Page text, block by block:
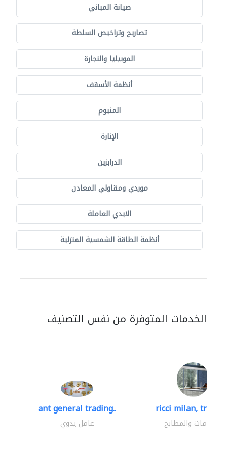
صيانة المباني
تصاريح وتراخيص السلطة
الموبيليا والنجارة
أنظمة الأسقف
المنيوم
الإنارة
الدرابزين
موردي ومقاولي المعادن
الايدي العاملة
أنظمة الطاقة الشمسية المنزلية
الخدمات المتوفرة من نفس التصنيف
ant general trading..
عامل يدوي
ricci milan,
الحمامات والمطابخ